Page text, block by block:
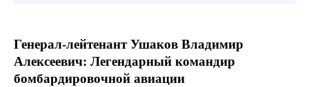
Генерал-лейтенант Ушаков Владимир
Алексеевич: Легендарный командир
бомбардировочной авиации